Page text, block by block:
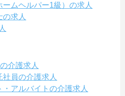
ムヘルパー1級）の求人
求人
介護求人
員の介護求人
アルバイトの介護求人